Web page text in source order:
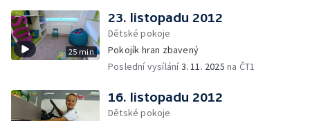
25 min
23. listopadu 2012
Dětské pokoje
Pokojík hran zbavený
Poslední vysílání3. 11. 2025 na ČT1
16. listopadu 2012
Dětské pokoje